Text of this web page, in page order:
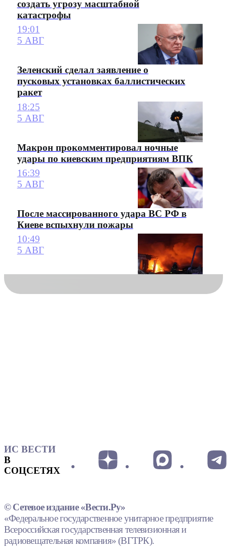
создать угрозу масштабной
катастрофы
19:01
5 АВГ
Зеленский сделал заявление о
пусковых установках баллистических
ракет
18:25
5 АВГ
Макрон прокомментировал ночные
удары по киевским предприятиям ВПК
16:39
5 АВГ
После массированного удара ВС РФ в
Киеве вспыхнули пожары
10:49
5 АВГ
ИС ВЕСТИ
В
СОЦСЕТЯХ
© Сетевое издание «Вести.Ру»
«Федеральное государственное унитарное предприятие
Всероссийская государственная телевизионная и
радиовещательная компания» (ВГТРК).